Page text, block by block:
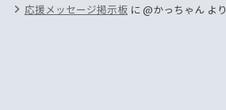
応援メッセージ掲示板に@かっちゃんより